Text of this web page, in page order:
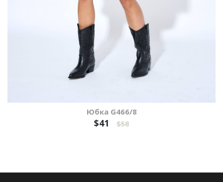
Юбка G466/8
$41 $58